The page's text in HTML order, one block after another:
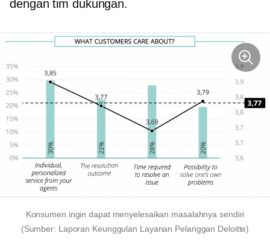
dengan tim dukungan.
Konsumen ingin dapat menyelesaikan masalahnya sendiri
(Sumber: Laporan Keunggulan Layanan Pelanggan Deloitte)